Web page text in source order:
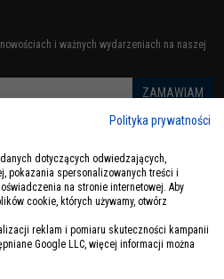
i ważnych wydarzeniach na naszej
Polityka prywatności
dotyczących odwiedzających,
pokazania spersonalizowanych treści i
na stronie internetowej. Aby
cookie, których używamy, otwórz
reklam i pomiaru skuteczności kampanii
Google LLC, więcej informacji można